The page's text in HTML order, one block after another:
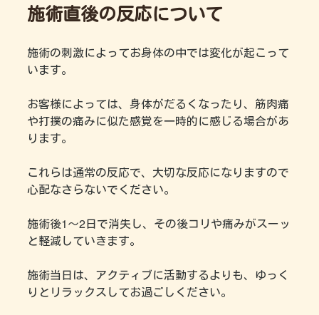
施術直後の反応について
施術の刺激によってお身体の中では変化が起こって
います。
お客様によっては、身体がだるくなったり、筋肉痛
や打撲の痛みに似た感覚を一時的に感じる場合があ
ります。
これらは通常の反応で、大切な反応になりますので
心配なさらないでください。
施術後1～2日で消失し、その後コリや痛みがスーッ
と軽減していきます。
施術当日は、アクティブに活動するよりも、ゆっく
りとリラックスしてお過ごしください。